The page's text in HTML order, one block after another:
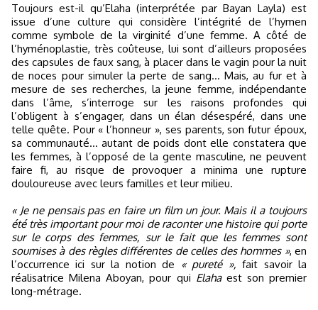
Toujours est-il qu’Elaha (interprétée par Bayan Layla) est
issue d’une culture qui considère l’intégrité de l’hymen
comme symbole de la virginité d’une femme. A côté de
l’hyménoplastie, très coûteuse, lui sont d’ailleurs proposées
des capsules de faux sang, à placer dans le vagin pour la nuit
de noces pour simuler la perte de sang… Mais, au fur et à
mesure de ses recherches, la jeune femme, indépendante
dans l’âme, s’interroge sur les raisons profondes qui
l’obligent à s’engager, dans un élan désespéré, dans une
telle quête. Pour « l’honneur », ses parents, son futur époux,
sa communauté… autant de poids dont elle constatera que
les femmes, à l’opposé de la gente masculine, ne peuvent
faire fi, au risque de provoquer a minima une rupture
douloureuse avec leurs familles et leur milieu.
« Je ne pensais pas en faire un film un jour. Mais il a toujours
été très important pour moi de raconter une histoire qui porte
sur le corps des femmes, sur le fait que les femmes sont
soumises à des règles différentes de celles des hommes », en
l’occurrence ici sur la notion de
« pureté », fait savoir la
réalisatrice Milena Aboyan, pour qui Elahaest son premier
long-métrage.